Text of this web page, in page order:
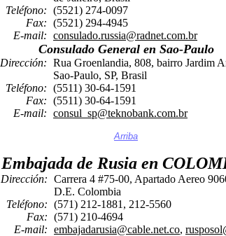
Teléfono:
Fax:
E-mail:
(5521) 274-0097
(5521) 294-4945
consulado.russia@radnet.com.br
Consulado General en Sao-Paulo
Dirección:
Teléfono:
Fax:
E-mail:
Rua Groenlandia, 808, bairro Jardim
Sao-Paulo, SP, Brasil
(5511) 30-64-1591
(5511) 30-64-1591
consul_sp@teknobank.com.br
Arriba
Embajada de Rusia en
Dirección:
Teléfono:
Fax:
E-mail:
Carrera 4 #75-00, Apartado Aereo
D.E. Colombia
(571) 212-1881, 212-5560
(571) 210-4694
embajadarusia@cable.net.co,